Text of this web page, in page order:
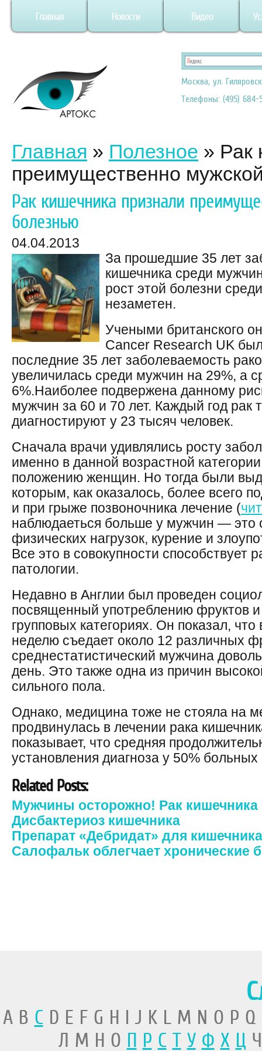
Главная Новости Видео
Москва, ул.
Телефоны: (495) 684-
Главная » Полезное » Рак
преимущественно
Рак кишечника признали
болезнью
04.04.2013
За прошедшие 35 лет
кишечника среди
рост этой болезни
незаметен.
Учеными британского
Cancer Research UK
последние 35 лет заболеваемость
увеличилась среди мужчин на 29%, а
6%.Наиболее подвержена данному
мужчин за 60 и 70 лет. Каждый год рак
диагностируют у 23 тысяч человек.
Сначала врачи удивлялись росту
именно в данной возрастной
положению женщин. Но тогда были
которым, как оказалось, более всего
и при грыже позвоночника лечение (
наблюдаеться больше у мужчин — это
физических нагрузок, курение и
Все это в совокупности способствует
патологии.
Недавно в Англии был проведен
посвященный употреблению фруктов
групповых категориях. Он показал,
неделю съедает около 12 различных
среднестатистический мужчина
день. Это также одна из причин
сильного пола.
Однако, медицина тоже не стояла на
продвинулась в лечении рака
показывает, что средняя
установления диагноза у 50% больных
Related Posts:
Мужчины осторожно! Рак кишечника
Дисбактериоз кишечника
Препарат «Дебридат» для кишечника
Салофальк облегчает хронические
A B CD E F G H I J K L M N O P
Л М Н О П Р С Т У Ф Х Ц